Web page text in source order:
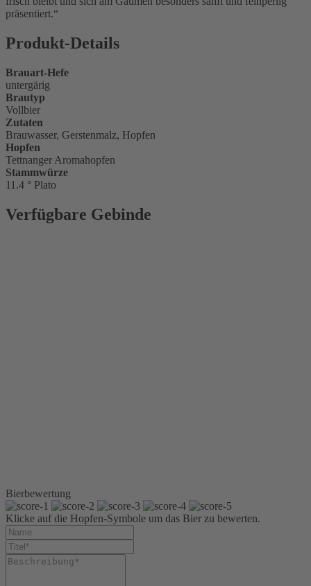
präsentiert.
Produkt-Details
Brauart-Hefe
untergärig
Brautyp
Vollbier
Zutaten
Brauwasser, Gerstenmalz, Hopfen
Hopfen
Tettnanger Aromahopfen
Stammwürze
11.4 ° Plato
Verfügbare Gebinde
Bierbewertung
Klicke auf die Hopfen-Symbole um das Bier zu bewerten.